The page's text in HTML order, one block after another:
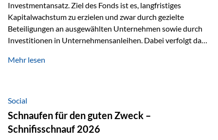
Investmentansatz. Ziel des Fonds ist es, langfristiges
Kapitalwachstum zu erzielen und zwar durch gezielte
Beteiligungen an ausgewählten Unternehmen sowie durch
Investitionen in Unternehmensanleihen. Dabei verfolgt das
Marktbewegungen stehen im Fokus, sondern die
innerhalb der Private Wealth Police der Vienna-Life steht
der Oculus Value Capital Fund für einen langfristig
orientierten Value-Investing-Ansatz mit Fokus auf
fundamentale Unternehmensanalyse und nachhaltige
Mehr lesen
Social
Schnaufen für den guten Zweck –
Schnifisschnauf 2026